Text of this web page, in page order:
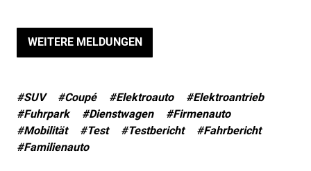
WEITERE MELDUNGEN
#SUV #Coupé #Elektroauto
#Elektroantrieb
#Fuhrpark
#Dienstwagen
#Firmenauto
#Mobilität
#Test #Testbericht
#Fahrbericht
#Familienauto